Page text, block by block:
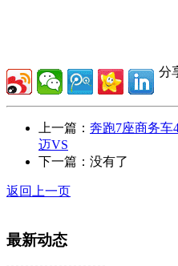
分
上一篇： 奔跑7座商务车
迈VS
下一篇：没有了
返回上一页
最新动态